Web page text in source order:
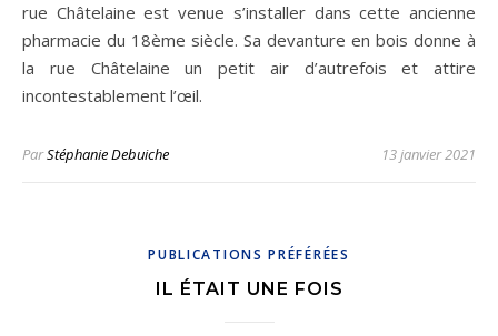
rue Châtelaine est venue s’installer dans cette ancienne
pharmacie du 18ème siècle. Sa devanture en bois donne à
la rue Châtelaine un petit air d’autrefois et attire
incontestablement l’œil.
ParStéphanie Debuiche 13 janvier 2021
PUBLICATIONS PRÉFÉRÉES
IL ÉTAIT UNE FOIS